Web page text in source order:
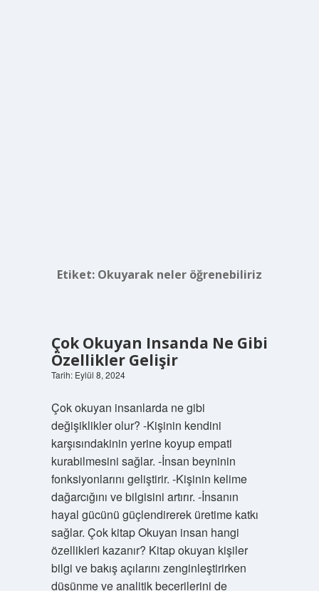
Etiket: Okuyarak neler öğrenebiliriz
Çok Okuyan Insanda Ne Gibi
Özellikler Gelişir
Tarih: Eylül 8, 2024
Çok okuyan insanlarda ne gibi
değişiklikler olur? -Kişinin kendini
karşısındakinin yerine koyup empati
kurabilmesini sağlar. -İnsan beyninin
fonksiyonlarını geliştirir. -Kişinin kelime
dağarcığını ve bilgisini artırır. -İnsanın
hayal gücünü güçlendirerek üretime katkı
sağlar. Çok kitap Okuyan insan hangi
özellikleri kazanır? Kitap okuyan kişiler
bilgi ve bakış açılarını zenginleştirirken
düşünme ve analitik becerilerini de